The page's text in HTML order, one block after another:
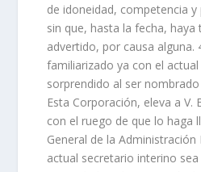
de idoneidad, competencia
sin que, hasta la fecha, haya
advertido, por causa alguna.
familiarizado ya con el
sorprendido al ser
Esta Corporación, eleva a V.
con el ruego de que lo haga
General de la
actual secretario interino